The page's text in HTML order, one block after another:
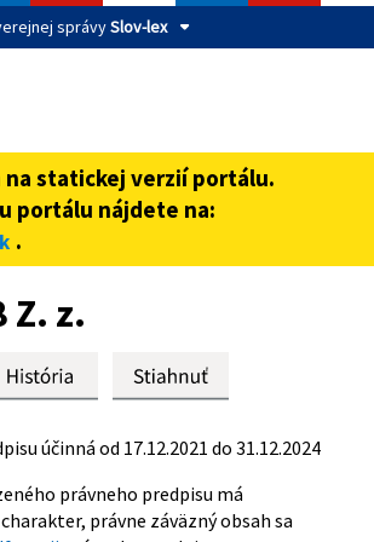
správySlov-lex
stránku verejnej správy SR.
vždy začína https:// pred názvom
sídla.
na statickej verzií portálu.
portálu nájdete na:
.
Z. z.
účinná od 17.12.2021 do 31.12.2024
právneho predpisu má
právne záväzný obsah sa